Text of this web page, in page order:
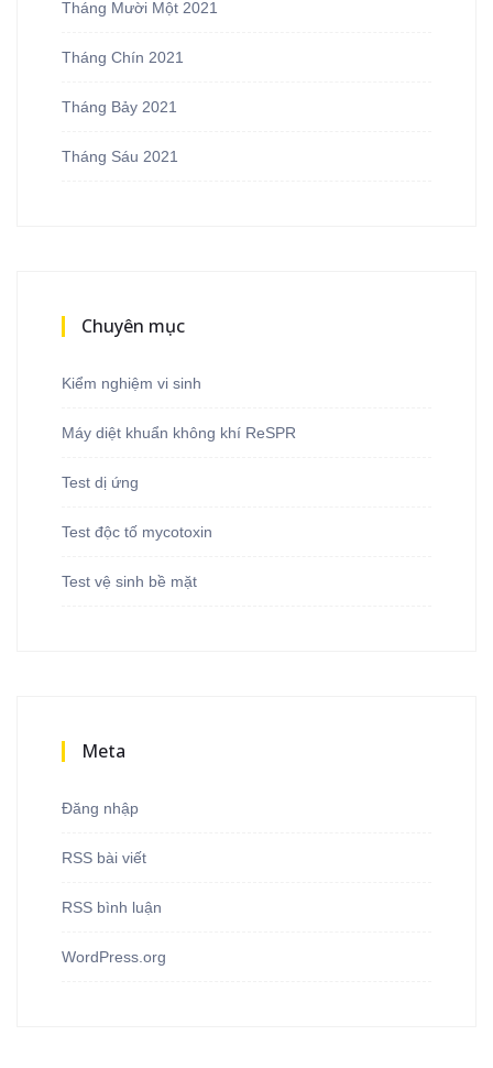
Tháng Mười Một 2021
Tháng Chín 2021
Tháng Bảy 2021
Tháng Sáu 2021
Chuyên mục
Kiểm nghiệm vi sinh
Máy diệt khuẩn không khí ReSPR
Test dị ứng
Test độc tố mycotoxin
Test vệ sinh bề mặt
Meta
Đăng nhập
RSS bài viết
RSS bình luận
WordPress.org